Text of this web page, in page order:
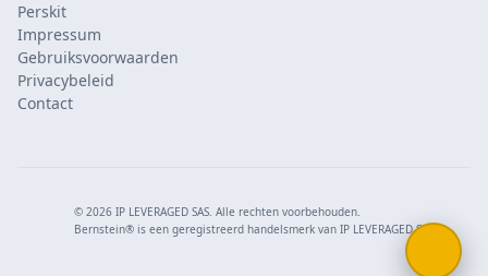
Perskit
Impressum
Gebruiksvoorwaarden
Privacybeleid
Contact
© 2026 IP LEVERAGED SAS. Alle rechten voorbehouden.
Bernstein® is een geregistreerd handelsmerk van IP LEVERAGED SAS.